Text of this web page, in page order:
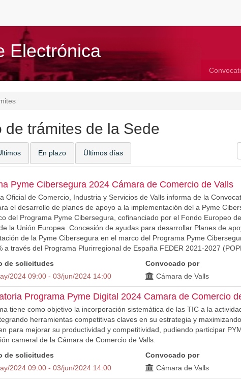
Electrónica
de trámites de la Sede
En plazo Últimos días
Pyme Cibersegura 2024 Cámara de Comercio de Valls
Oficial de Comercio, Industria y Servicios de Valls informa de la
el desarrollo de planes de apoyo a la implementación del a Pyme
del Programa Pyme Cibersegura, cofinanciado por el Fondo Europeo
la Unión Europea. Concesión de ayudas para desarrollar Planes de
de la Pyme Cibersegura en el marco del Programa Pyme
a través del Programa Plurirregional de España FEDER 2021-2027
de solicitudes
2024 09:00 - 03/jun/2024 14:00
Convocado por
Cámara de Valls
Programa Pyme Digital 2024 Camara de Comercio
tiene como objetivo la incorporación sistemática de las TIC a la
herramientas competitivas claves en su estrategia y
para mejorar su productividad y competitividad, pudiendo participar
cameral de la Cámara de Comercio de Valls.
de solicitudes
2024 09:00 - 03/jun/2024 14:00
Convocado por
Cámara de Valls